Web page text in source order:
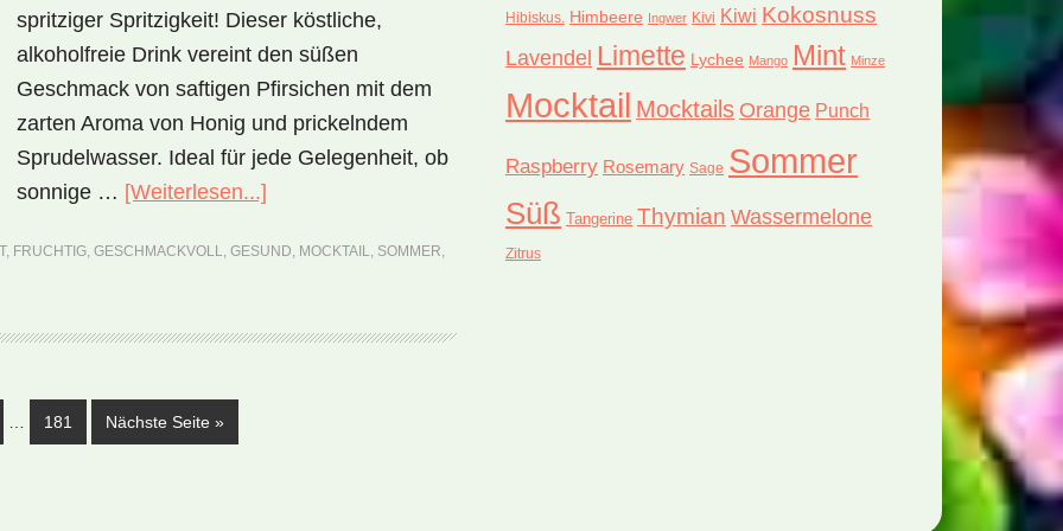
spritziger Spritzigkeit! Dieser köstliche,
alkoholfreie Drink vereint den süßen
Geschmack von saftigen Pfirsichen mit dem
zarten Aroma von Honig und prickelndem
Sprudelwasser. Ideal für jede Gelegenheit, ob
sonnige … [Weiterlesen...]
Sparkler
(Rezept)
, FRUCHTIG, GESCHMACKVOLL, GESUND, MOCKTAIL, SOMMER,
Seite
181 Nächste Seite aufrufen
»
Hibiskus. Himbeere Ingwer Kivi Kiwi Kokosnuss
Lavendel Limette Lychee Mango Mint Minze
Mocktail Mocktails Orange Punch
Raspberry Rosemary Sage Sommer
Süß Tangerine Thymian Wassermelone
Zitrus